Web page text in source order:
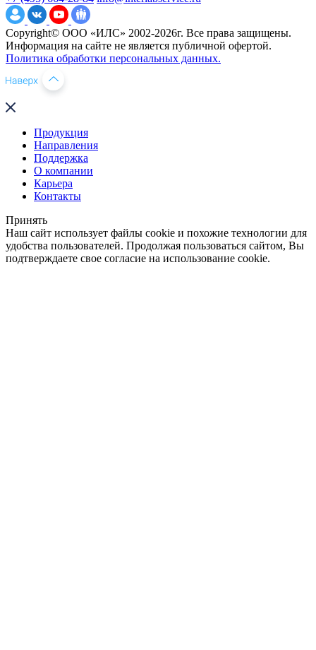
Copyright© ООО «ИЛС» 2002-2026г. Все права защищены.
Информация на сайте не является публичной офертой.
Политика обработки персональных данных.
Продукция
Направления
Поддержка
О компании
Карьера
Контакты
Принять
Наш сайт использует файлы cookie и похожие технологии для
удобства пользователей. Продолжая пользоваться сайтом, Вы
подтверждаете свое согласие на использование cookie.